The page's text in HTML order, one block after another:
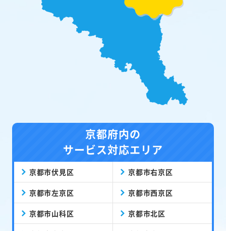
京都府内の
サービス対応エリア
京都市伏見区 京都市右京区
京都市左京区 京都市西京区
京都市山科区 京都市北区